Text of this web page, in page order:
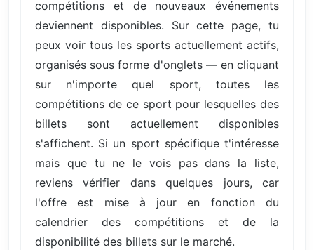
compétitions et de nouveaux événements
deviennent disponibles. Sur cette page, tu
peux voir tous les sports actuellement actifs,
organisés sous forme d'onglets — en cliquant
sur n'importe quel sport, toutes les
compétitions de ce sport pour lesquelles des
billets sont actuellement disponibles
s'affichent. Si un sport spécifique t'intéresse
mais que tu ne le vois pas dans la liste,
reviens vérifier dans quelques jours, car
l'offre est mise à jour en fonction du
calendrier des compétitions et de la
disponibilité des billets sur le marché.